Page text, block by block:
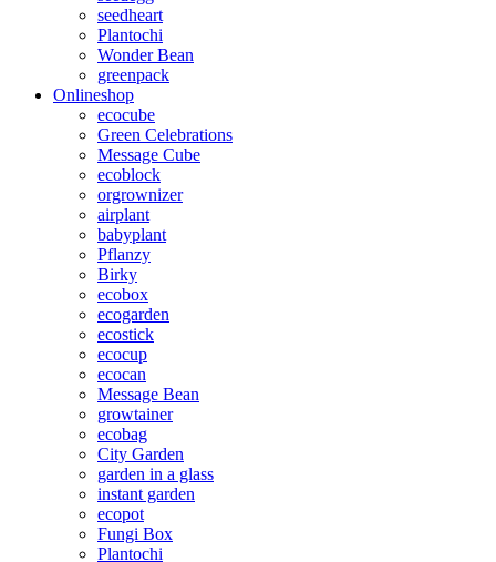
seedheart
Plantochi
Wonder Bean
greenpack
Onlineshop
ecocube
Green Celebrations
Message Cube
ecoblock
orgrownizer
airplant
babyplant
Pflanzy
Birky
ecobox
ecogarden
ecostick
ecocup
ecocan
Message Bean
growtainer
ecobag
City Garden
garden in a glass
instant garden
ecopot
Fungi Box
Plantochi